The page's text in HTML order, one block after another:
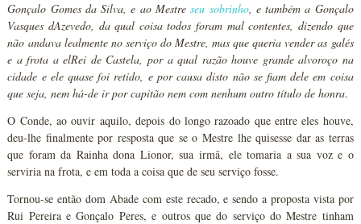
Gonçalo Gomes da Silva, e ao Mestreseu sobrinho, e também a Gonçalo
Vasques dAzevedo, da qual coisa todos foram mal contentes, dizendo que
não andava lealmente no serviço do Mestre, mas que queria vender as galés
e a frota a elRei de Castela, por a qual razão houve grande alvoroço na
cidade e ele quase foi retido, e por causa disto não se fiam dele em coisa
que seja, nem há-de ir por capitão nem com nenhum outro título de honra.
O Conde, ao ouvir aquilo, depois do longo razoado que entre eles houve,
deu-lhe finalmente por resposta que se o Mestre lhe quisesse dar as terras
que foram da Rainha dona Lionor, sua irmã, ele tomaria a sua voz e o
serviria na frota, e em toda a coisa que de seu serviço fosse.
Tornou-se então dom Abade com este recado, e sendo a proposta vista por
Rui Pereira e Gonçalo Peres, e outros que do serviço do Mestre tinham